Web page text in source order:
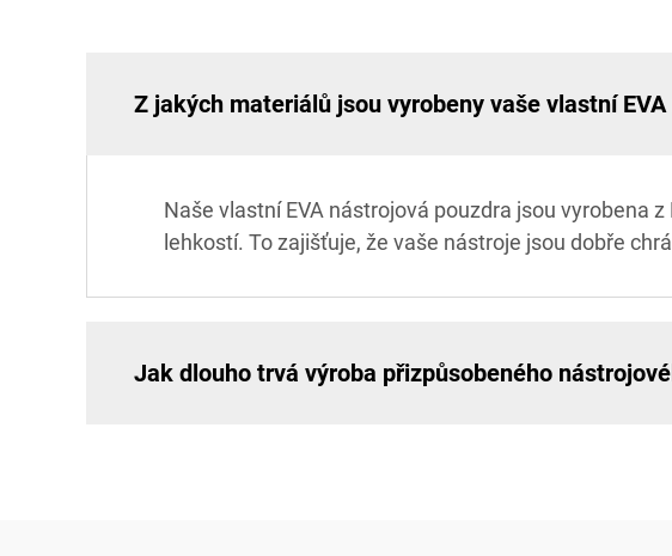
Z jakých materiálů jsou vyrobeny vaše vlastní
Naše vlastní EVA nástrojová pouzdra jsou vyrobena
lehkostí. To zajišťuje, že vaše nástroje jsou dobře
Jak dlouho trvá výroba přizpůsobeného